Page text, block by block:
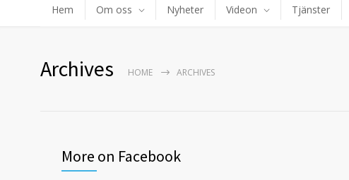
Hem Om oss Nyheter Videon Tjänster
Archives HOME ARCHIVES
More on Facebook